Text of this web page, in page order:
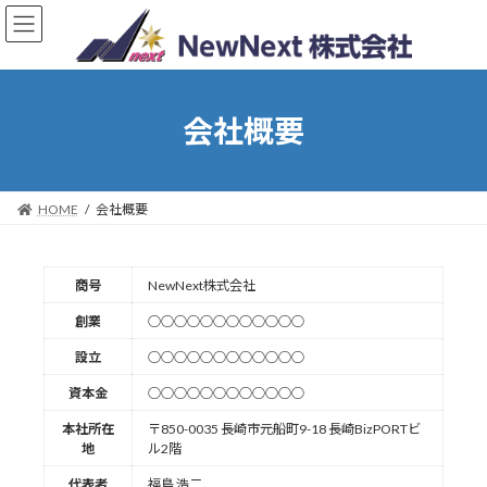
会社概要
HOME 会社概要
商号 NewNext株式会社
創業 ○○○○○○○○○○○○
設立 ○○○○○○○○○○○○
資本金 ○○○○○○○○○○○○
本社所在
地
〒850-0035 長崎市元船町9-18 長崎BizPORTビ
ル2階